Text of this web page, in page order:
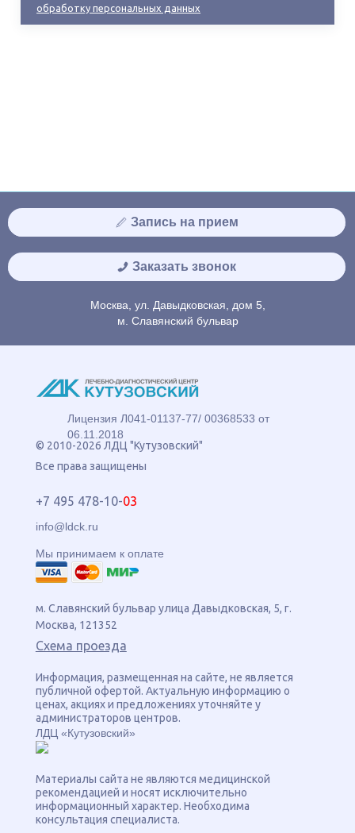
обработку персональных данных
Запись на прием
Заказать звонок
Москва, ул. Давыдковская, дом 5,
м. Славянский бульвар
Лицензия Л041-01137-77/ 00368533 от
06.11.2018
© 2010-2026 ЛДЦ "Кутузовский"
Все права защищены
+7 495 478-10-03
info@ldck.ru
Мы принимаем к оплате
м. Славянский бульвар улица Давыдковская, 5, г.
Москва, 121352
Схема проезда
Информация, размещенная на сайте, не является
публичной офертой. Актуальную информацию о
ценах, акциях и предложениях уточняйте у
администраторов центров.
ЛДЦ «Кутузовский»
Материалы сайта не являются медицинской
рекомендацией и носят исключительно
информационный характер. Необходима
консультация специалиста.